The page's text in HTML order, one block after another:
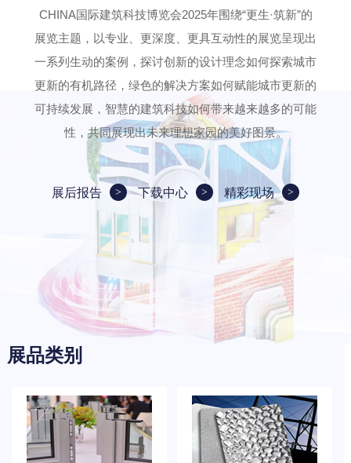
CHINA国际建筑科技博览会2025年围绕“更生·筑新”的
展览主题，以专业、更深度、更具互动性的展览呈现出
一系列生动的案例，探讨创新的设计理念如何探索城市
更新的有机路径，绿色的解决方案如何赋能城市更新的
可持续发展，智慧的建筑科技如何带来越来越多的可能
性，共同展现出未来理想家园的美好图景。
展后报告 下载中心 精彩现场
展品类别